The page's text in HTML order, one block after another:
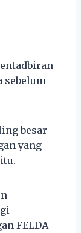
sebelum
besar
yang
FELDA